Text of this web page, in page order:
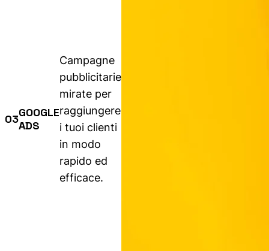
03GOOGLE
ADS
Campagne
pubblicitarie
mirate per
raggiungere
i tuoi clienti
in modo
rapido ed
efficace.